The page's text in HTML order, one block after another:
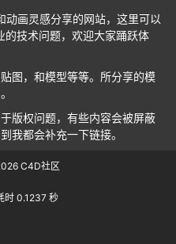
动画灵感分享的网站，这里可以
的技术问题，欢迎大家踊跃体
图，和模型等等。所分享的模
版权问题，有些内容会被屏蔽
我都会补充一下链接。
C4D社区
时 0.1237 秒